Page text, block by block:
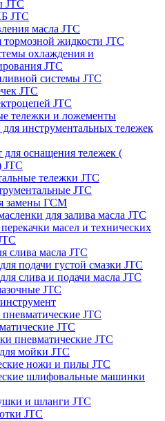
JTC
JTC
масла JTC
тормозной жидкости JTC
охлаждения и
JTC
системы JTC
JTC
JTC
тележки и ложементы
для инструментальных тележек
для оснащения тележек (
JTC
тележки JTC
JTC
замены ГСМ
для залива масла JTC
масел и технических
слива масла JTC
подачи густой смазки JTC
слива и подачи масла JTC
JTC
JTC
JTC
пневматические JTC
мойки JTC
ножи и пилы JTC
шлифовальные машинки
и шланги JTC
JTC